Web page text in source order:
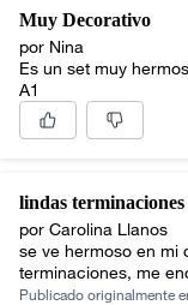
Muy Decorativo
por Nina
Es un set muy
A1
lindas terminaciones
por Carolina Llanos
se ve hermoso en mi
terminaciones, me
Publicado originalmente